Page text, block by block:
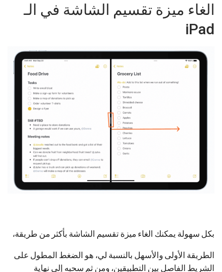
الغاء ميزة تقسيم الشاشة في الـ
iPad
بكل سهولة يمكنك الغاء ميزة تقسيم الشاشة بأكثر من طريقة،
الطريقة الأولى والأسهل بالنسبة لي، هو الضغط المطول على
الشريط الفاصل بين التطبيقين، ومن ثم سحبه إلى نهاية